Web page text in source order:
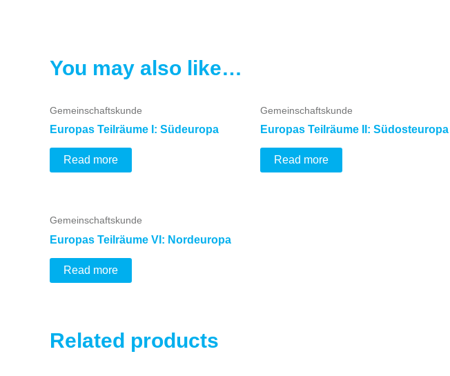
You may also like…
Gemeinschaftskunde
Europas Teilräume I: Südeuropa
Read more
Gemeinschaftskunde
Europas Teilräume II: Südosteuropa
Read more
Gemeinschaftskunde
Europas Teilräume VI: Nordeuropa
Read more
Related products